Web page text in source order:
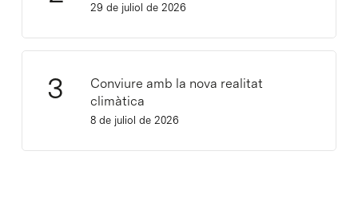
29 de juliol de 2026
Conviure amb la nova realitat
climàtica
8 de juliol de 2026